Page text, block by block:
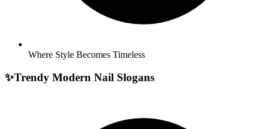
Where Style Becomes Timeless
✨Trendy Modern Nail Slogans